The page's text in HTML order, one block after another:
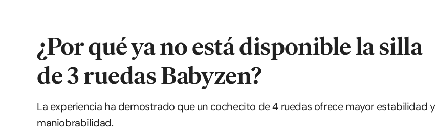
¿Por qué ya no está disponible la silla
de 3 ruedas Babyzen?
La experiencia ha demostrado que un cochecito de 4 ruedas ofrece mayor estabilidad y
maniobrabilidad.